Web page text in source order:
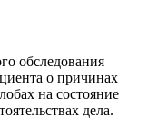
обследования
о причинах
на состояние
дела.